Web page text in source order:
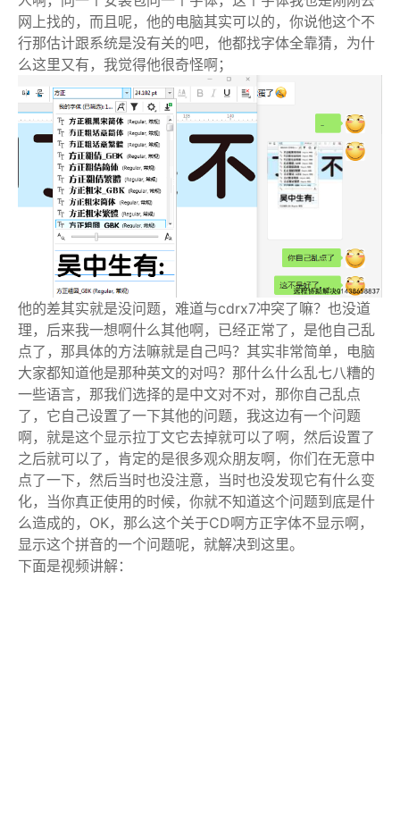
网上找的，而且呢，他的电脑其实可以的，你说他这个不
行那估计跟系统是没有关的吧，他都找字体全靠猜，为什
么这里又有，我觉得他很奇怪啊；
他的差其实就是没问题，难道与cdrx7冲突了嘛？也没道
理，后来我一想啊什么其他啊，已经正常了，是他自己乱
点了，那具体的方法嘛就是自己吗？其实非常简单，电脑
大家都知道他是那种英文的对吗？那什么什么乱七八糟的
一些语言，那我们选择的是中文对不对，那你自己乱点
了，它自己设置了一下其他的问题，我这边有一个问题
啊，就是这个显示拉丁文它去掉就可以了啊，然后设置了
之后就可以了，肯定的是很多观众朋友啊，你们在无意中
点了一下，然后当时也没注意，当时也没发现它有什么变
化，当你真正使用的时候，你就不知道这个问题到底是什
么造成的，OK，那么这个关于CD啊方正字体不显示啊，
显示这个拼音的一个问题呢，就解决到这里。
下面是视频讲解：